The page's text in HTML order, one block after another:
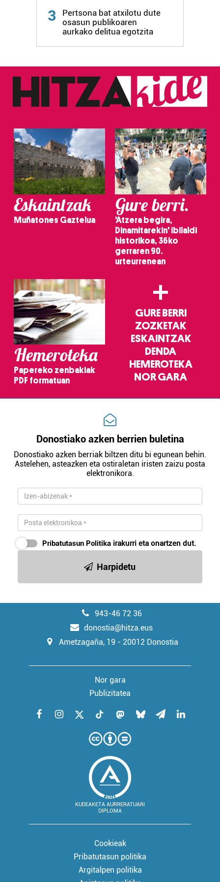
3
Pertsona bat atxilotu dute
osasun publikoaren
aurkako delitua egotzita
Eskaintzak
Muñatones Gaztelua
Gure berri.
'Atzera begira,
Dinamitarekin' ibilaldi
historikoa, 36ko
gerraren 90.
urteurrenean
Hemeroteka
Papereko zenbakiak
PDF formatuan
+
GURE BERRI
ZOZKETAK
ESKAINTZAK
DENDA
HEMEROTEKA
NOR GARA
Donostiako azken berrien buletina
Donostiako azken berriak biltzen ditu bi egunean behin.
Astelehen, asteazken eta ostiraletan iristen zaizu posta
elektronikora.
Pribatutasun Politika irakurri eta onartzen dut.
Harpidetu
943-46 72 36
donostia@hitza.eus
Ametzagaña, 19 - 20012 Donostia
Nor gara
Publizitatea
KUDEAKETA AURRERATUARI
DIPLOMA
Cookieak
Pribatutasun politika
Argitalpen politika